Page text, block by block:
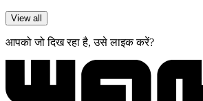
View all
आपको जो दिख रहा है, उसे लाइक करें?